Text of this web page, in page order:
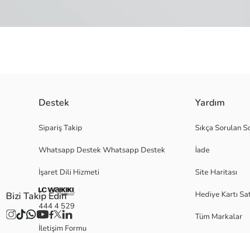
Marka:
Cinsiyet:
Paket İçeriği:
Destek
Sipariş Takip
Whatsapp Destek Whatsapp Destek
İşaret Dili Hizmeti
444 4 529
İletişim Formu
Yardım
Sıkça Sorulan
İade
Site Haritası
Hediye Kartı
Tüm Markalar
Bizi Takip Edin